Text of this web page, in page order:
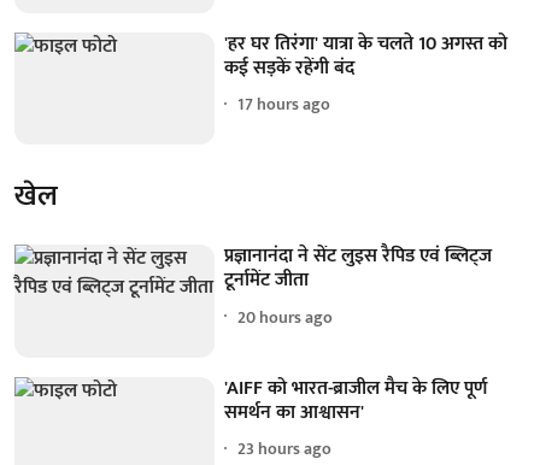
'हर घर तिरंगा' यात्रा के चलते 10 अगस्त को
कई सड़कें रहेंगी बंद
17 hours ago
खेल
प्रज्ञानानंदा ने सेंट लुइस रैपिड एवं ब्लिट्ज
टूर्नामेंट जीता
20 hours ago
'AIFF को भारत-ब्राजील मैच के लिए पूर्ण
समर्थन का आश्वासन'
23 hours ago